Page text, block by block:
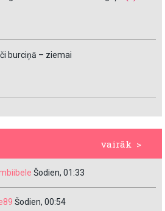
burciņā – ziemai
vairāk >
Šodien, 01:33
Šodien, 00:54